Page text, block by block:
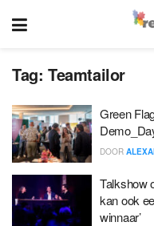
Tag: Teamtailor
Green
DOOR
Talkshow
kan ook
winnaar’